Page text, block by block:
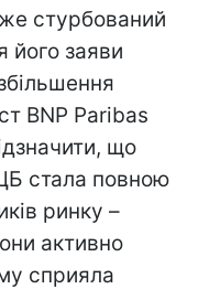
стурбований
його заяви
BNP Paribas
що
стала повною
ринку –
активно
сприяла